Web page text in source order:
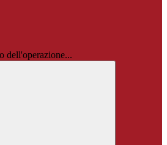
dell'operazione...